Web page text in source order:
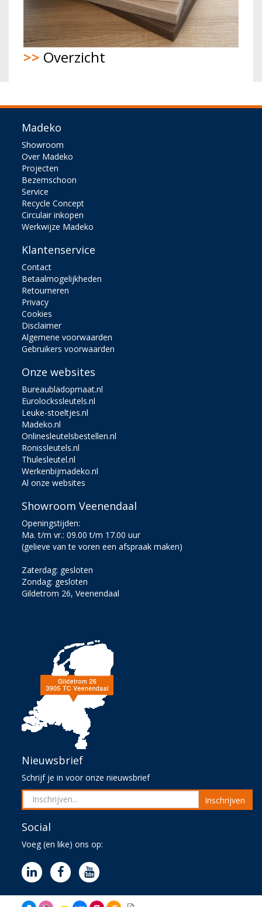
>> Overzicht
Madeko
Showroom
Over Madeko
Projecten
Bezemschoon
Service
Recycle Concept
Circulair inkopen
Werkwijze Madeko
Klantenservice
Contact
Betaalmogelijkheden
Retourneren
Privacy
Cookies
Disclaimer
Algemene voorwaarden
Gebruikers voorwaarden
Onze websites
Bureaubladopmaat.nl
Eurolockssleutels.nl
Leuke-stoeltjes.nl
Madeko.nl
Onlinesleutelsbestellen.nl
Ronissleutels.nl
Thulesleutel.nl
Werkenbijmadeko.nl
Al onze websites
Showroom Veenendaal
Openingstijden:
Ma. t/m vr.: 09.00 t/m 17.00 uur
(gelieve van te voren een afspraak maken)
Zaterdag: gesloten
Zondag: gesloten
Gildetrom 26, Veenendaal
Nieuwsbrief
Schrijf je in voor onze nieuwsbrief
Inschrijven
Social
Voeg (en like) ons op: